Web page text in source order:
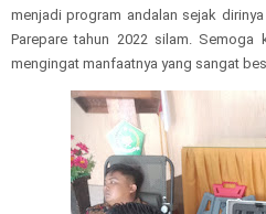
menjadi program andalan sejak
Parepare tahun 2022 silam.
mengingat manfaatnya yang sangat